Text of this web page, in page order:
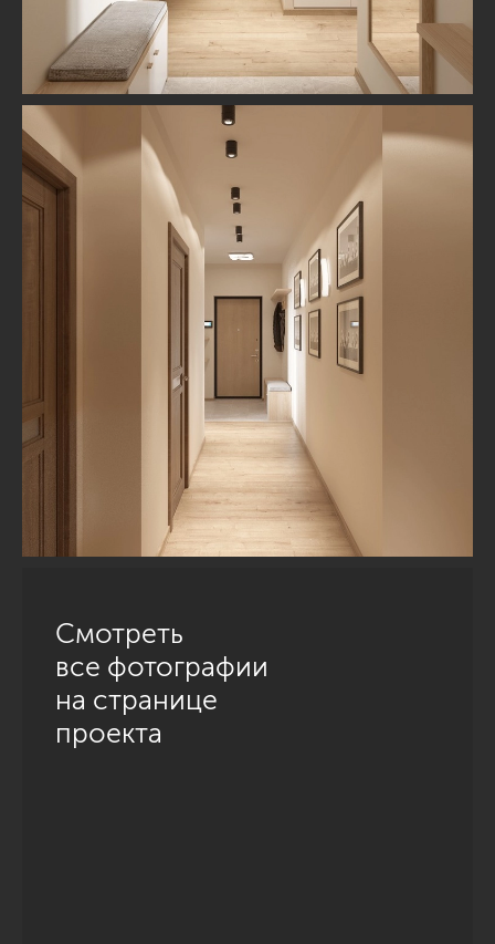
Смотреть
все фотографии
на странице
проекта